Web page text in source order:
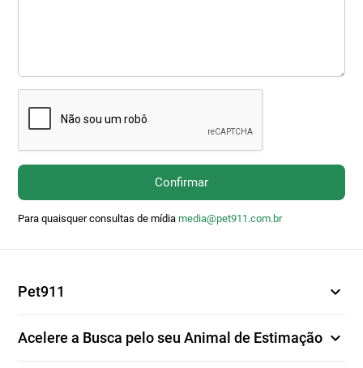
Confirmar
Para quaisquer consultas de mídia media@pet911.com.br
Pet911 expand_more
Acelere a Busca pelo seu Animal de Estimação expand_more